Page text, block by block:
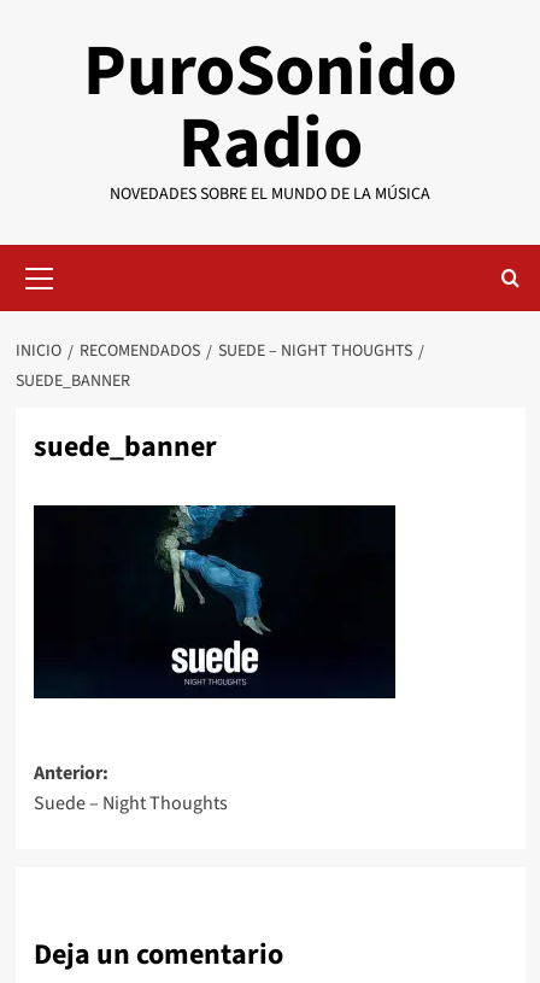
PuroSonido
Radio
NOVEDADES SOBRE EL MUNDO DE LA MÚSICA
primario
INICIO RECOMENDADOS
SUEDE – NIGHT THOUGHTS
SUEDE_BANNER
suede_banner
Navegación
de
Anterior:
Suede – Night Thoughts
Deja un comentario